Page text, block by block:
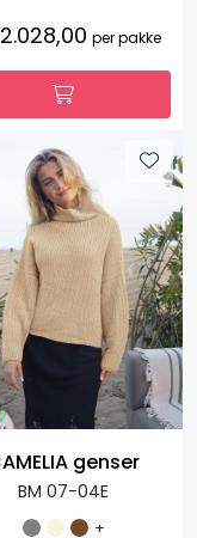
2.028,00 per pakke
genser
BM 07-04E
+